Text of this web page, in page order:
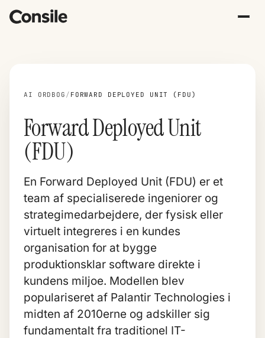
AI ORDBOG / FORWARD DEPLOYED UNIT (FDU)
Forward Deployed Unit
(FDU)
En Forward Deployed Unit (FDU) er et
team af specialiserede ingeniorer og
strategimedarbejdere, der fysisk eller
virtuelt integreres i en kundes
organisation for at bygge
produktionsklar software direkte i
kundens miljoe. Modellen blev
populariseret af Palantir Technologies i
midten af 2010erne og adskiller sig
fundamentalt fra traditionel IT-